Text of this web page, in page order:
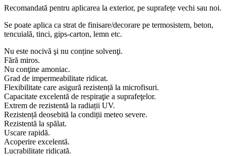
Recomandată pentru aplicarea la exterior, pe suprafețe vechi sau noi.
Se poate aplica ca strat de finisare/decorare pe termosistem, beton,
tencuială, tinci, gips-carton, lemn etc.
Nu este nocivă şi nu conține solvenţi.
Fără miros.
Nu conţine amoniac.
Grad de impermeabilitate ridicat.
Flexibilitate care asigură rezistență la microfisuri.
Capacitate excelentă de respiraţie a suprafeţelor.
Extrem de rezistentă la radiații UV.
Rezistență deosebită la condiții meteo severe.
Rezistentă la spălat.
Uscare rapidă.
Acoperire excelentă.
Lucrabilitate ridicată.